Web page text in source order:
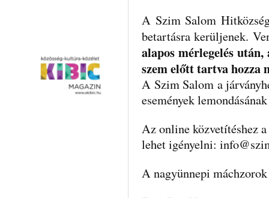
A Szim Salom
betartásra kerüljenek.
alapos mérlegelés után,
szem előtt tartva hozza
A Szim Salom a
események
Az online közvetítéshez
lehet igényelni:
A nagyünnepi